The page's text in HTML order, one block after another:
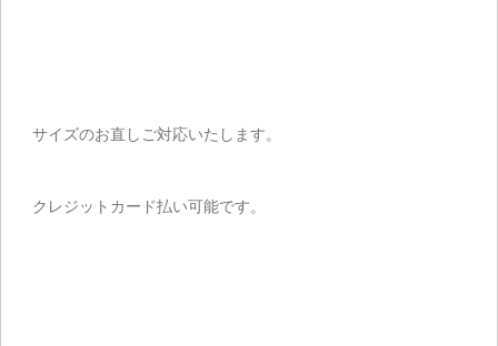
サイズのお直しご対応いたします。
クレジットカード払い可能です。